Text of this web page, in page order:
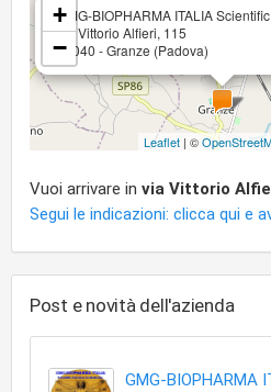
GMG-BIOPHARMA ITALIA
via Vittorio Alfieri, 115
35040 - Granze (Padova)
+
−
Leaflet | ©
Vuoi arrivare in via Vittorio
Segui le indicazioni: clicca qui e
Post e novità dell'azienda
GMG-BIOPHARMA